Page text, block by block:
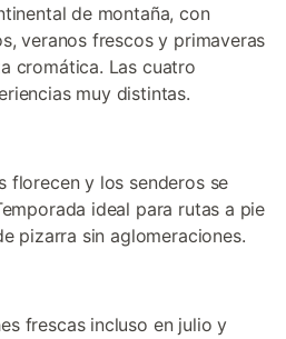
de montaña, con
veranos frescos y primaveras
cromática. Las cuatro
muy distintas.
florecen y los senderos se
ideal para rutas a pie
pizarra sin aglomeraciones.
frescas incluso en julio y